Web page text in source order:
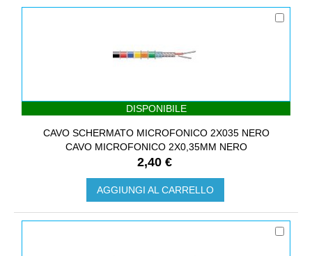
DISPONIBILE
CAVO SCHERMATO MICROFONICO 2X035 NERO
CAVO MICROFONICO 2X0,35MM NERO
2,40 €
AGGIUNGI AL CARRELLO